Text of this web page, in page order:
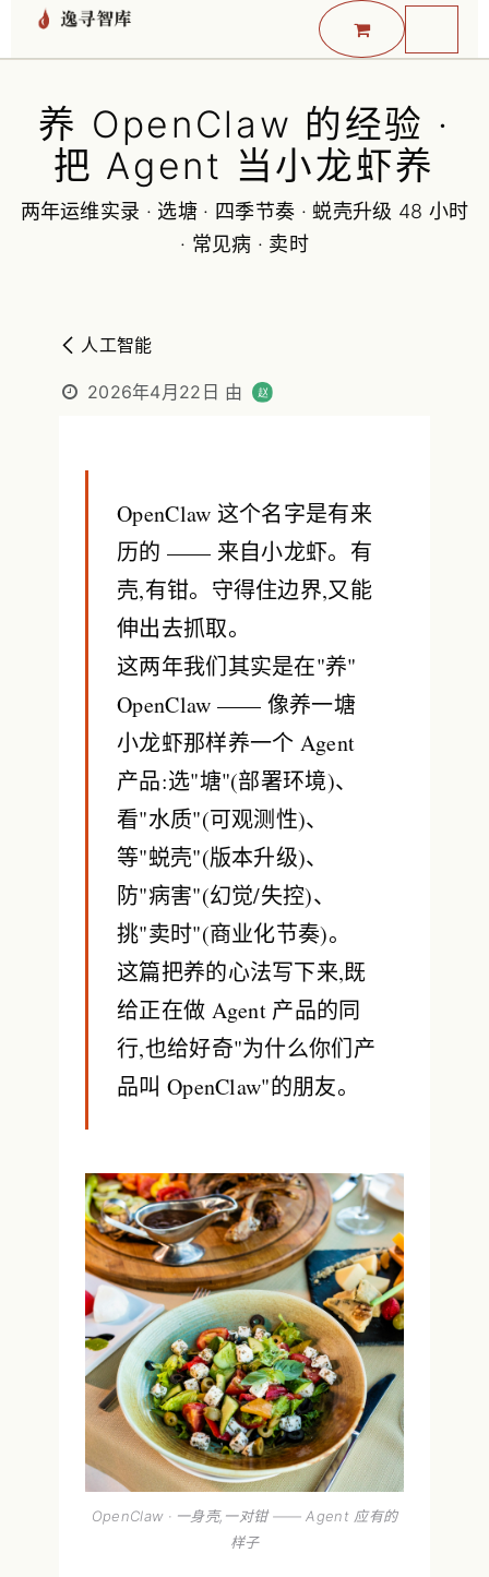
跳至内容
养 OpenClaw 的经验 ·
把 Agent 当小龙虾养
两年运维实录 · 选塘 · 四季节奏 · 蜕壳升级 48 小时
· 常见病 · 卖时
人工智能
2026年4月22日 由
OpenClaw 这个名字是有来
历的 —— 来自小龙虾。有
壳,有钳。守得住边界,又能
伸出去抓取。
这两年我们其实是在"养"
OpenClaw —— 像养一塘
小龙虾那样养一个 Agent
产品:选"塘"(部署环境)、
看"水质"(可观测性)、
等"蜕壳"(版本升级)、
防"病害"(幻觉/失控)、
挑"卖时"(商业化节奏)。
这篇把养的心法写下来,既
给正在做 Agent 产品的同
行,也给好奇"为什么你们产
品叫 OpenClaw"的朋友。
OpenClaw · 一身壳,一对钳 —— Agent 应有的
样子